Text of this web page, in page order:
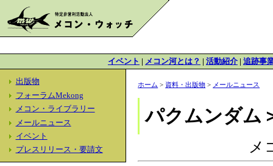
イベント | メコン河とは？ | 活動紹介 | 追跡事
出版物
フォーラムMekong
メコン・ライブラリー
メールニュース
イベント
プレスリリース・要請文
ホーム > 資料・出版物 > メールニュース
パクムンダム
メ